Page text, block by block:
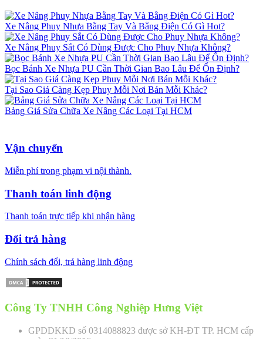
Xe Nâng Phuy Nhựa Bằng Tay Và Bằng Điện Có Gì Hot?
Xe Nâng Phuy Sắt Có Dùng Được Cho Phuy Nhựa Không?
Bọc Bánh Xe Nhựa PU Cần Thời Gian Bao Lâu Để Ổn Định?
Tại Sao Giá Càng Kẹp Phuy Mỗi Nơi Bán Mỗi Khác?
Bảng Giá Sửa Chữa Xe Nâng Các Loại Tại HCM
Vận chuyển
Miễn phí trong phạm vi nội thành.
Thanh toán linh động
Thanh toán trực tiếp khi nhận hàng
Đổi trả hàng
Chính sách đổi, trả hàng linh động
Công Ty TNHH Công Nghiệp Hưng Việt
GPDDKKD số 0314088823 được sở KH-ĐT TP. HCM cấp